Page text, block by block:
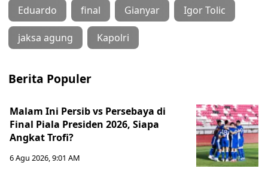
Eduardo final Gianyar Igor Tolic
jaksa agung Kapolri
Berita Populer
Malam Ini Persib vs Persebaya di
Final Piala Presiden 2026, Siapa
Angkat Trofi?
6 Agu 2026, 9:01 AM